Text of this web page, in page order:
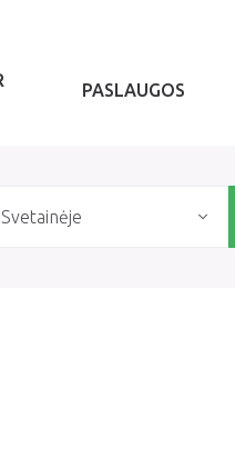
PASLAUGOS
Svetainėje